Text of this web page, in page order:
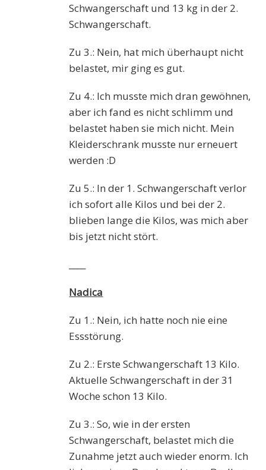
Schwangerschaft und 13 kg in der 2.
Schwangerschaft.
Zu 3.: Nein, hat mich überhaupt nicht
belastet, mir ging es gut.
Zu 4.: Ich musste mich dran gewöhnen,
aber ich fand es nicht schlimm und
belastet haben sie mich nicht. Mein
Kleiderschrank musste nur erneuert
werden :D
Zu 5.: In der 1. Schwangerschaft verlor
ich sofort alle Kilos und bei der 2.
blieben lange die Kilos, was mich aber
bis jetzt nicht stört.
Nadica
Zu 1.: Nein, ich hatte noch nie eine
Essstörung.
Zu 2.: Erste Schwangerschaft 13 Kilo.
Aktuelle Schwangerschaft in der 31
Woche schon 13 Kilo.
Zu 3.: So, wie in der ersten
Schwangerschaft, belastet mich die
Zunahme jetzt auch wieder enorm. Ich